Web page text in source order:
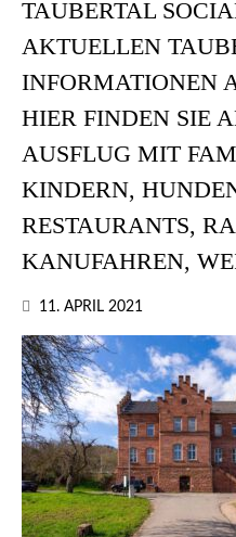
TAUBERTAL
AKTUELLEN
INFORMATIONEN
HIER FINDEN SIE
AUSFLUG MIT
KINDERN,
RESTAURANTS,
KANUFAHREN,
11. APRIL 2021